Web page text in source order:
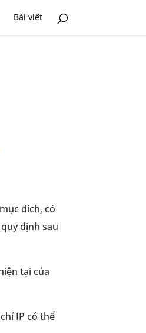
Bài viết
đích, có
định sau
tại của
IP có thể